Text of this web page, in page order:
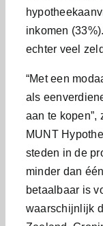
inkomen
echter veel
“Met een
als
aan te kopen”,
MUNT
steden in de
minder dan
betaalbaar is
waarschijnlijk